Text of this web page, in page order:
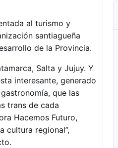
al turismo y
santiagueña
de la Provincia.
Salta y Jujuy. Y
interesante, generado
que las
trans de cada
Hacemos Futuro,
cultura regional”,